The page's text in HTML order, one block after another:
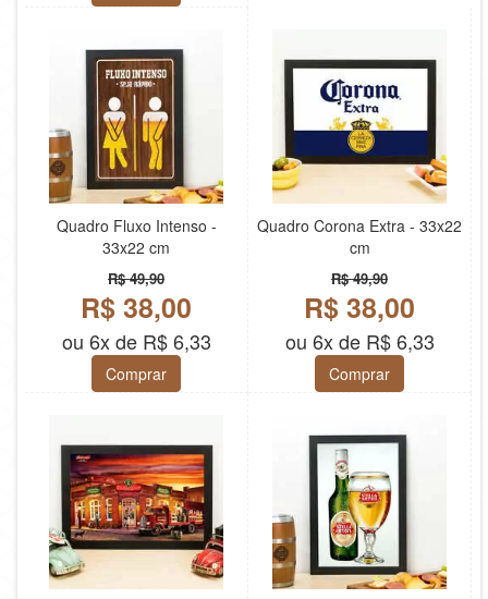
Quadro Fluxo Intenso -
33x22 cm
R$ 49,90
R$ 38,00
ou 6x de R$ 6,33
Comprar
Quadro Corona Extra - 33x22
cm
R$ 49,90
R$ 38,00
ou 6x de R$ 6,33
Comprar